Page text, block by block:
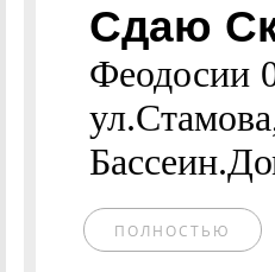
Сдаю
Феодосии
ПОЛНОСТЬЮ